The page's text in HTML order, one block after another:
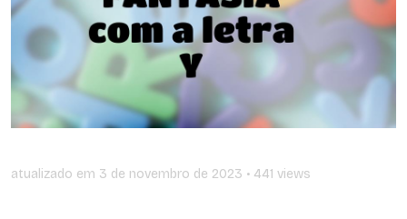
atualizado em 3 de novembro de 2023 • 441 views